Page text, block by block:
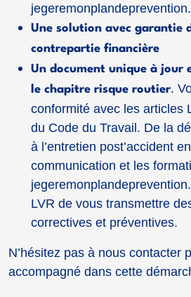
Une solution avec garantie
contrepartie financière
Un document unique à jour
le chapitre risque routier.
conformité avec les articles
du Code du Travail. De la
à l’entretien post’accident
communication et les
LVR de vous transmettre
correctives et préventives.
N’hésitez pas à nous contacter
accompagné dans cette